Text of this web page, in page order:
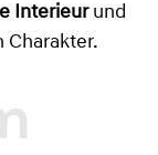
Interieurund
Charakter.